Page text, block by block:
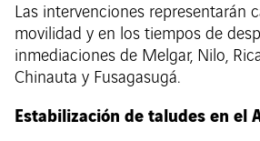
Las intervenciones representarán
movilidad y en los tiempos de
inmediaciones de Melgar, Nilo,
Chinauta y Fusagasugá.
Estabilización de taludes en el